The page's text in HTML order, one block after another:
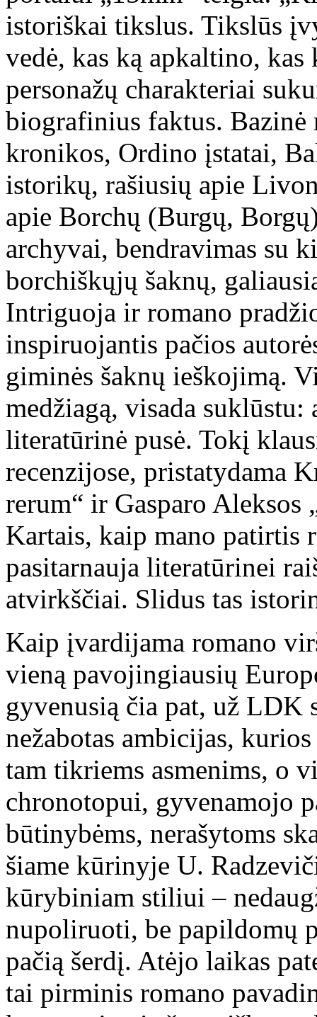
istoriškai tikslus. Tikslūs
vedė, kas ką apkaltino,
personažų charakteriai
biografinius faktus.
kronikos, Ordino įstatai,
istorikų, rašiusių apie
apie Borchų (Burgų,
archyvai, bendravimas su
borchiškųjų šaknų,
Intriguoja ir romano
inspiruojantis pačios
giminės šaknų ieškojimą.
medžiagą, visada
literatūrinė pusė. Tokį
recenzijose, pristatydama
rerum“ ir Gasparo Aleksos
Kartais, kaip mano patirtis
pasitarnauja literatūrinei
atvirkščiai. Slidus tas
Kaip įvardijama romano
vieną pavojingiausių
gyvenusią čia pat, už LDK
nežabotas ambicijas,
tam tikriems asmenims, o
chronotopui, gyvenamojo
būtinybėms, nerašytoms
šiame kūrinyje U.
kūrybiniam stiliui –
nupoliruoti, be papildomų
pačią šerdį. Atėjo laikas
tai pirminis romano